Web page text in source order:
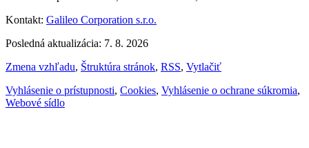
Kontakt: Galileo Corporation s.r.o.
Posledná aktualizácia: 7. 8. 2026
Zmena vzhľadu, Štruktúra stránok, RSS, Vytlačiť
Vyhlásenie o prístupnosti, Cookies, Vyhlásenie o ochrane súkromia,
Webové sídlo